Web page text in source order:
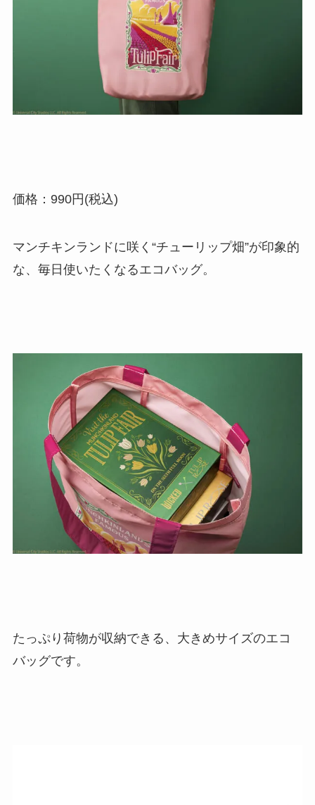
価格：990円(税込)
マンチキンランドに咲く“チューリップ畑”が印象的
な、毎日使いたくなるエコバッグ。
たっぷり荷物が収納できる、大きめサイズのエコ
バッグです。